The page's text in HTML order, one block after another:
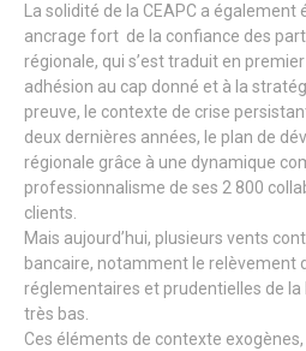
La solidité de la CEAPC a
ancrage fort de la confiance des
régionale, qui s’est traduit en
adhésion au cap donné et à la
preuve, le contexte de crise
deux dernières années, le plan de
régionale grâce à une dynamique
professionnalisme de ses 2 800
clients.
Mais aujourd’hui, plusieurs vents
bancaire, notamment le relèvement
réglementaires et prudentielles de la
très bas.
Ces éléments de contexte